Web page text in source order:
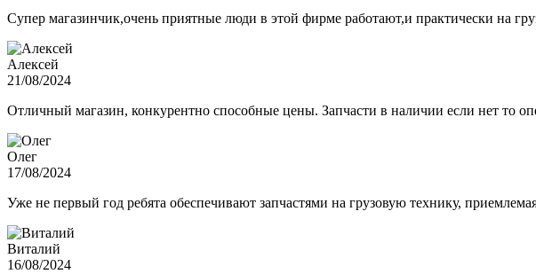
Супер магазинчик,очень приятные люди в этой фирме работают,и практически на
Алексей
21/08/2024
Отличный магазин, конкурентно способные цены. Запчасти в наличии если нет то
Олег
17/08/2024
Уже не первый год ребята обеспечивают запчастями на грузовую технику,
Виталий
16/08/2024